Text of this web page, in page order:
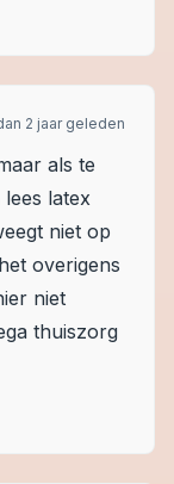
2 jaar geleden
als te
lees latex
niet op
overigens
niet
thuiszorg